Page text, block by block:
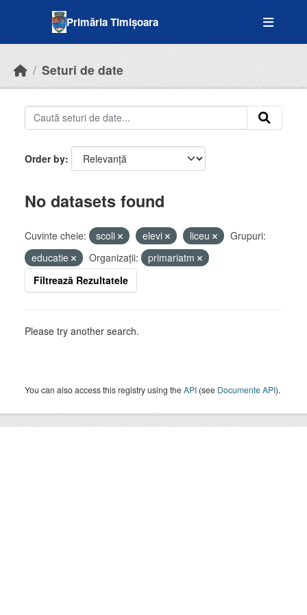
Primăria Timișoara
Seturi de date
Order by
No datasets found
Cuvinte cheie: scoli elevi liceu
Grupuri:
educatie
Organizații:
primariatm
Filtrează Rezultatele
Please try another search.
You can also access this registry using theAPI (see Documente API).